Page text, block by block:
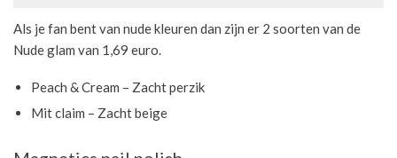
Als je fan bent van nude kleuren dan zijn er 2 soorten van de
Nude glam van 1,69 euro.
Peach & Cream – Zacht perzik
Mit claim – Zacht beige